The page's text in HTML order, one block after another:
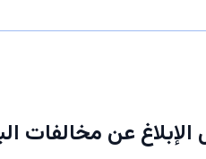
عن مخالفات